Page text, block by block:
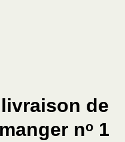
de
nᵒ 1